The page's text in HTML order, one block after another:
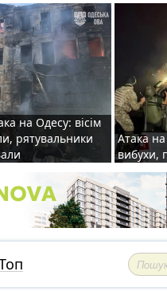
на Одесу: вісім
рятувальники
Атака на
вибухи,